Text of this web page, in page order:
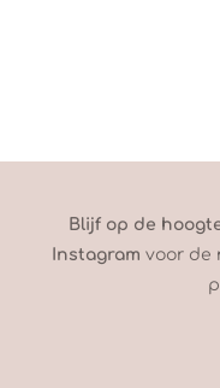
Blijf op de
Instagram voor de